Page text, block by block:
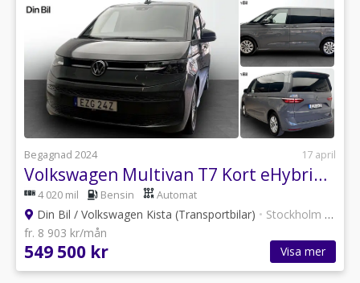
Begagnad 2024 17 april
Volkswagen Multivan T7 Kort eHybrid 1,4 TSI150 DSG/Drag/Värmare
4 020 mil Bensin Automat
Din Bil / Volkswagen Kista (Transportbilar) • Stockholm •12
fr. 8 903 kr/mån
549 500 kr Visa mer